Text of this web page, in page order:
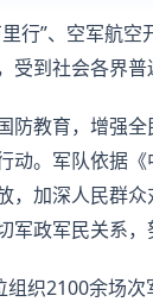
行”、空军航
受到社会各界
防教育，增强
动。军队依据
，加深人民群
军政军民关系
织2100余场次